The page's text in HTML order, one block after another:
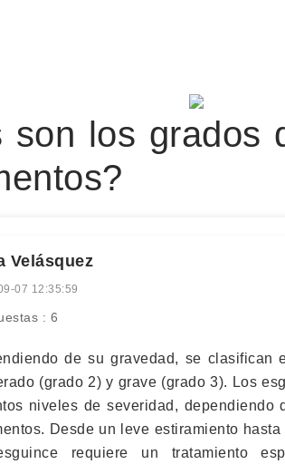
son los grados
Velásquez
07 12:35:59
: 6
de su gravedad, se clasifican
(grado 2) y grave (grado 3). Los
niveles de severidad, dependiendo
Desde un leve estiramiento
requiere un tratamiento